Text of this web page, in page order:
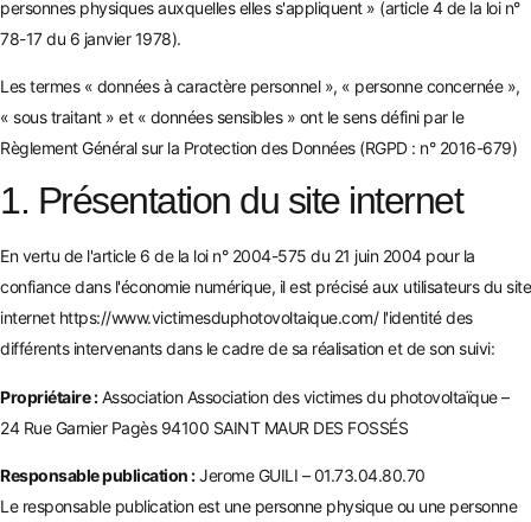
personnes physiques auxquelles elles s'appliquent » (article 4 de la loi n°
78-17 du 6 janvier 1978).
Les termes « données à caractère personnel », « personne concernée »,
« sous traitant » et « données sensibles » ont le sens défini par le
Règlement Général sur la Protection des Données (RGPD : n° 2016-679)
1. Présentation du site internet
En vertu de l'article 6 de la loi n° 2004-575 du 21 juin 2004 pour la
confiance dans l'économie numérique, il est précisé aux utilisateurs du site
internet https://www.victimesduphotovoltaique.com/l'identité des
différents intervenants dans le cadre de sa réalisation et de son suivi:
Propriétaire :Association Association des victimes du photovoltaïque –
24 Rue Garnier Pagès 94100 SAINT MAUR DES FOSSÉS
Responsable publication :Jerome GUILI – 01.73.04.80.70
Le responsable publication est une personne physique ou une personne